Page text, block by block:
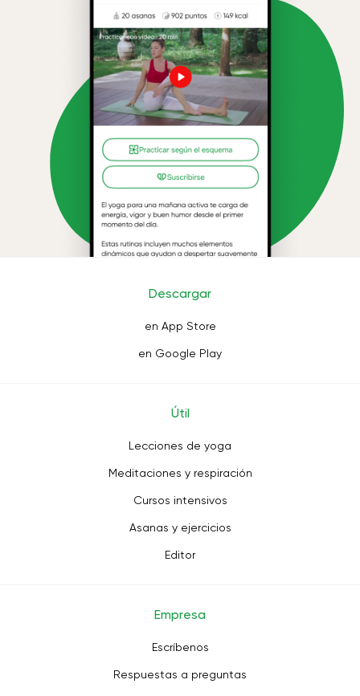
Descargar
en App Store
en Google Play
Útil
Lecciones de yoga
Meditaciones y respiración
Cursos intensivos
Asanas y ejercicios
Editor
Empresa
Escríbenos
Respuestas a preguntas